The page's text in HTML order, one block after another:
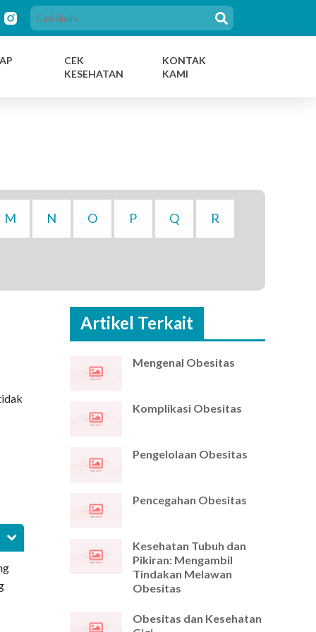
CEK
KESEHATAN
KONTAK
KAMI
M N O P Q R
Artikel Terkait
Mengenal Obesitas
Komplikasi Obesitas
Pengelolaan Obesitas
Pencegahan Obesitas
Kesehatan Tubuh dan
Pikiran: Mengambil
Tindakan Melawan
Obesitas
Obesitas dan Kesehatan